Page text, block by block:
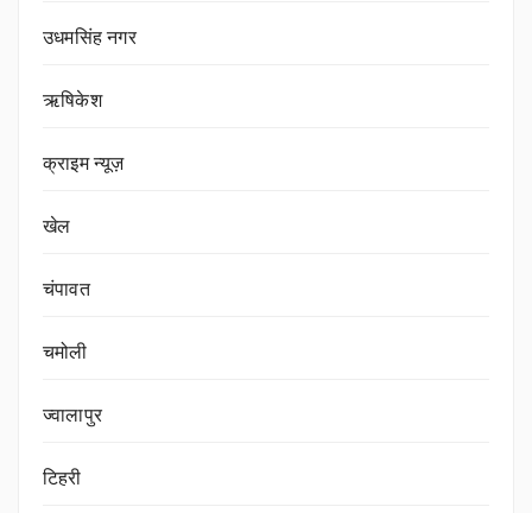
उधमसिंह नगर
ऋषिकेश
क्राइम न्यूज़
खेल
चंपावत
चमोली
ज्वालापुर
टिहरी